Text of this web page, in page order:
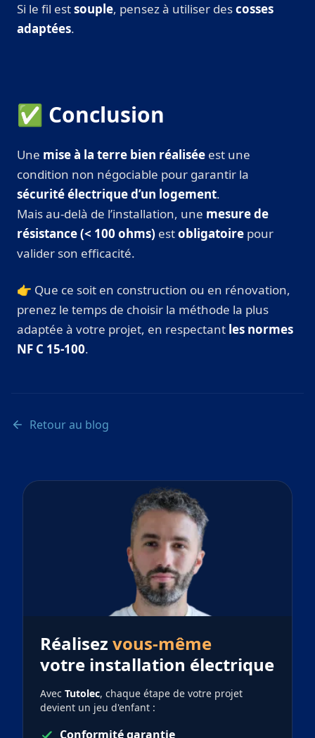
Si le fil estsouple, pensez à utiliser descosses
adaptées.
✅ Conclusion
Une mise à la terre bien réalisée est une
condition non négociable pour garantir la
sécurité électrique d’un logement.
Mais au-delà de l’installation, une mesure de
résistance (< 100 ohms) estobligatoire pour
valider son efficacité.
👉 Que ce soit en construction ou en rénovation,
prenez le temps de choisir la méthode la plus
adaptée à votre projet, en respectant les normes
NF C 15‑100.
Retour au blog
Réalisez vous-même
votre installation électrique
Avec Tutolec, chaque étape de votre projet
devient un jeu d'enfant :
Conformité garantie